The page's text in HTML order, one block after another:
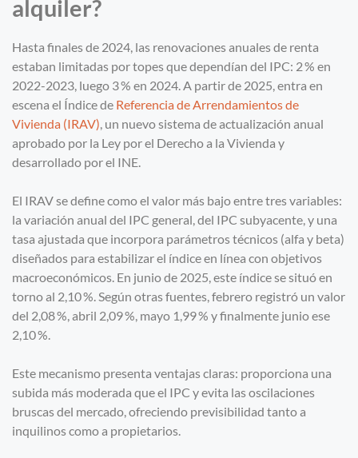
alquiler?
Hasta finales de 2024, las renovaciones anuales de renta
estaban limitadas por topes que dependían del IPC: 2 % en
2022-2023, luego 3 % en 2024. A partir de 2025, entra en
escena el Índice de Referencia de Arrendamientos de
Vivienda (IRAV), un nuevo sistema de actualización anual
aprobado por la Ley por el Derecho a la Vivienda y
desarrollado por el INE.
El IRAV se define como el valor más bajo entre tres variables:
la variación anual del IPC general, del IPC subyacente, y una
tasa ajustada que incorpora parámetros técnicos (alfa y beta)
diseñados para estabilizar el índice en línea con objetivos
macroeconómicos. En junio de 2025, este índice se situó en
torno al 2,10 %. Según otras fuentes, febrero registró un valor
del 2,08 %, abril 2,09 %, mayo 1,99 % y finalmente junio ese
2,10 %.
Este mecanismo presenta ventajas claras: proporciona una
subida más moderada que el IPC y evita las oscilaciones
bruscas del mercado, ofreciendo previsibilidad tanto a
inquilinos como a propietarios.